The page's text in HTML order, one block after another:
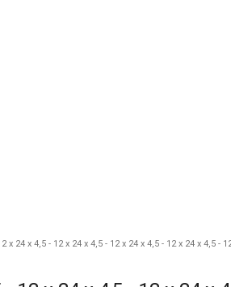
24 x 4,5 - 12 x 24 x 4,5 - 12 x 24 x 4,5 - 12 x 24 x 4,5 -